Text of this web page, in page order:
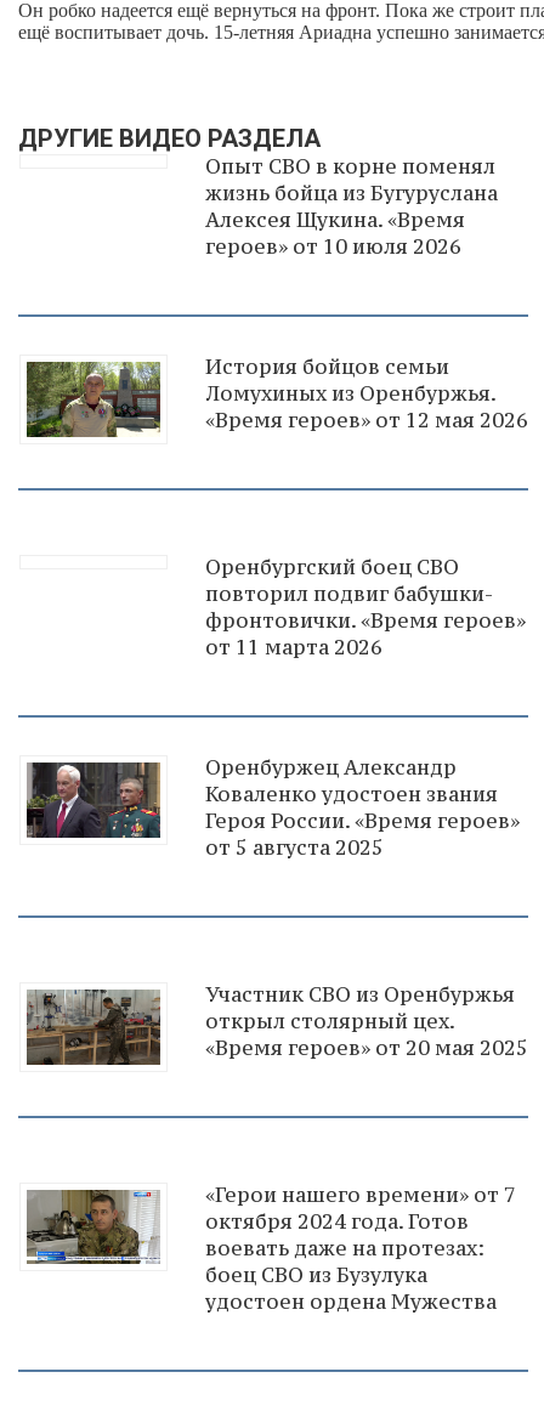
Он робко надеется ещё вернуться на фронт. Пока же строит
ещё воспитывает дочь. 15-летняя Ариадна успешно
ДРУГИЕ ВИДЕО РАЗДЕЛА
Опыт СВО в корне поменял
жизнь бойца из Бугуруслана
Алексея Щукина. «Время
героев» от 10 июля 2026
История бойцов семьи
Ломухиных из Оренбуржья.
«Время героев» от 12 мая 2026
Оренбургский боец СВО
повторил подвиг бабушки-
фронтовички. «Время героев»
от 11 марта 2026
Оренбуржец Александр
Коваленко удостоен звания
Героя России. «Время героев»
от 5 августа 2025
Участник СВО из Оренбуржья
открыл столярный цех.
«Время героев» от 20 мая 2025
«Герои нашего времени» от 7
октября 2024 года. Готов
воевать даже на протезах:
боец СВО из Бузулука
удостоен ордена Мужества